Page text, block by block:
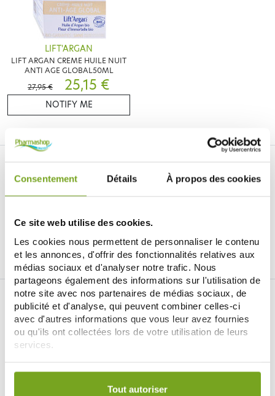
Consentement Détails À propos des cookies
Ce site web utilise des cookies.
Les cookies nous permettent de personnaliser le contenu
et les annonces, d'offrir des fonctionnalités relatives aux
médias sociaux et d'analyser notre trafic. Nous
partageons également des informations sur l'utilisation de
notre site avec nos partenaires de médias sociaux, de
publicité et d'analyse, qui peuvent combiner celles-ci
avec d'autres informations que vous leur avez fournies
ou qu'ils ont collectées lors de votre utilisation de leurs
services.
Votre choix de consentement est conservé pendant une
Tout autoriser
LIFT'ARGAN
LIFT ARGAN CREME HUILE NUIT
ANTI AGE GLOBAL50ML
27,95 €
25,15 €
NOTIFY ME
Je souhaite m'inscrire à la newsletter
Facebook Instagram Pinterest Tiktok
BALDY MÉJEAN ONLINE DRUGSTORE
LE SITE DE PARAPHARMACIE EN LIGNE